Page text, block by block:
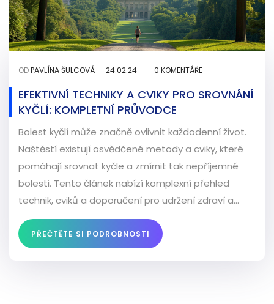
ODPAVLÍNA ŠULCOVÁ 24.02.24 0 KOMENTÁŘE
EFEKTIVNÍ TECHNIKY A CVIKY PRO SROVNÁNÍ
KYČLÍ: KOMPLETNÍ PRŮVODCE
Bolest kyčlí může značně ovlivnit každodenní život.
Naštěstí existují osvědčené metody a cviky, které
pomáhají srovnat kyčle a zmírnit tak nepříjemné
bolesti. Tento článek nabízí komplexní přehled
technik, cviků a doporučení pro udržení zdraví a
správného postavení kyčlí. Zjistěte, jak můžete
zlepšit svůj fyzický stav pomocí jednoduchých
kroků, které můžete zařadit do svého denního
PŘEČTĚTE SI PODROBNOSTI